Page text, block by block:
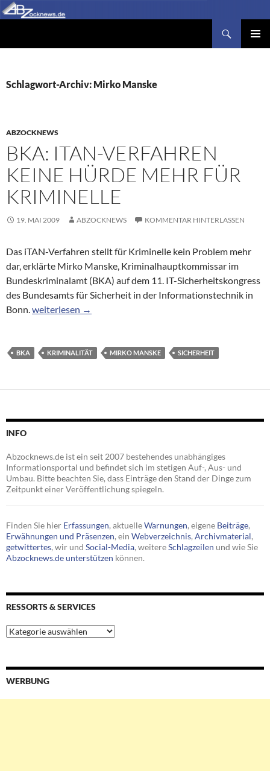
Zum
Inhalt
Schlagwort-Archiv: Mirko Manske
ABZOCKNEWS
BKA: ITAN-VERFAHREN
KEINE HÜRDE MEHR FÜR
KRIMINELLE
19. MAI 2009 ABZOCKNEWS KOMMENTAR HINTERLASSEN
Das iTAN-Verfahren stellt für Kriminelle kein Problem mehr
dar, erklärte Mirko Manske, Kriminalhauptkommissar im
Bundeskriminalamt (BKA) auf dem 11. IT-Sicherheitskongress
des Bundesamts für Sicherheit in der Informationstechnik in
Bonn.BKA: iTAN-Verfahren keine Hürde mehr für Kriminelle
weiterlesen →
BKA KRIMINALITÄT MIRKO MANSKE SICHERHEIT
INFO
Abzocknews.de ist ein seit 2007 bestehendes unabhängiges
Informationsportal und befindet sich im stetigen Auf-, Aus- und
Umbau. Bitte beachten Sie, dass Einträge den Stand der Dinge zum
Zeitpunkt einer Veröffentlichung spiegeln.
Finden Sie hier Erfassungen, aktuelleWarnungen, eigene Beiträge,
Erwähnungen und Präsenzen, ein Webverzeichnis, Archivmaterial,
getwittertes, wir und Social-Media, weitereSchlagzeilen und wie Sie
Abzocknews.de unterstützen können.
RESSORTS & SERVICES
Ressorts
&
WERBUNG